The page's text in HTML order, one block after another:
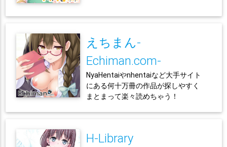
えちまん-
Echiman.com-
NyaHentaiやnhentaiなど大手サイト
にある何十万冊の作品が探しやすく
まとまって楽々読めちゃう！
H-Library